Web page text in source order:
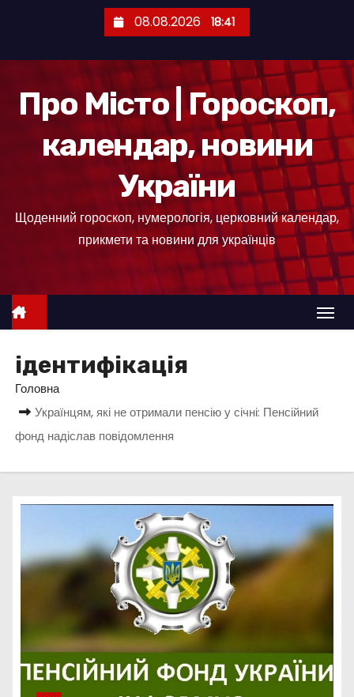
е
08.08.2026 18:41
Про Місто | Гороскоп,
календар, новини
України
Щоденний гороскоп, нумерологія, церковний календар,
прикмети та новини для українців
ідентифікація
Головна
Українцям, які не отримали пенсію у січні: Пенсійний
фонд надіслав повідомлення